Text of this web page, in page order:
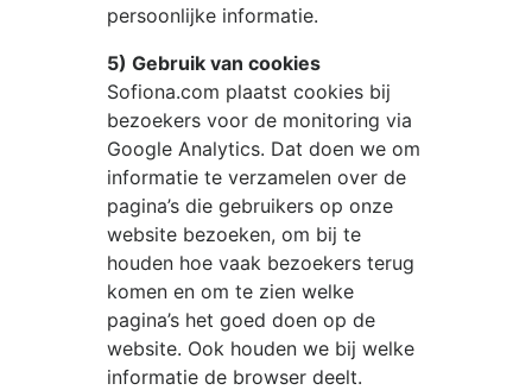
persoonlijke informatie.
5) Gebruik van cookies
Sofiona.com plaatst cookies bij
bezoekers voor de monitoring via
Google Analytics. Dat doen we om
informatie te verzamelen over de
pagina’s die gebruikers op onze
website bezoeken, om bij te
houden hoe vaak bezoekers terug
komen en om te zien welke
pagina’s het goed doen op de
website. Ook houden we bij welke
informatie de browser deelt.